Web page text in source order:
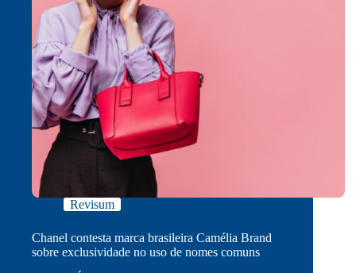
Revisum
Chanel contesta marca brasileira Camélia Brand
sobre exclusividade no uso de nomes comuns